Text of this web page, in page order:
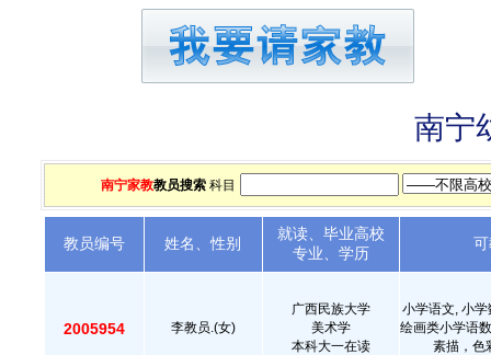
南宁
南宁家教教员搜索 科目
教员编号 姓名、性别
就读、毕业高校
专业、学历
2005954 李教员.(女)
广西民族大学
美术学
本科大一在读
小学语文, 小
绘画类小学语
素描，色